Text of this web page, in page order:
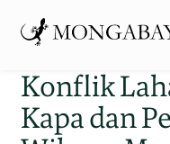
Konflik
Kapa dan